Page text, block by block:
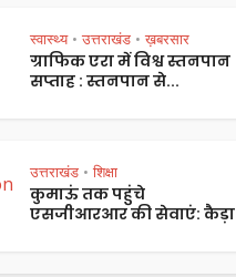
स्वास्थ्य • उत्तराखंड • ख़बरसार
ग्राफिक एरा में विश्व स्तनपान
सप्ताह : स्तनपान से...
उत्तराखंड • शिक्षा
कुमाऊं तक पहुंचे
एसजीआरआर की सेवाएं: कैड़ा